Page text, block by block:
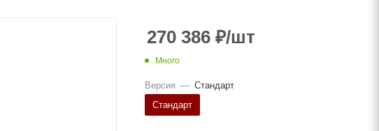
270 386 ₽/шт
Много
Версия — Стандарт
Стандарт